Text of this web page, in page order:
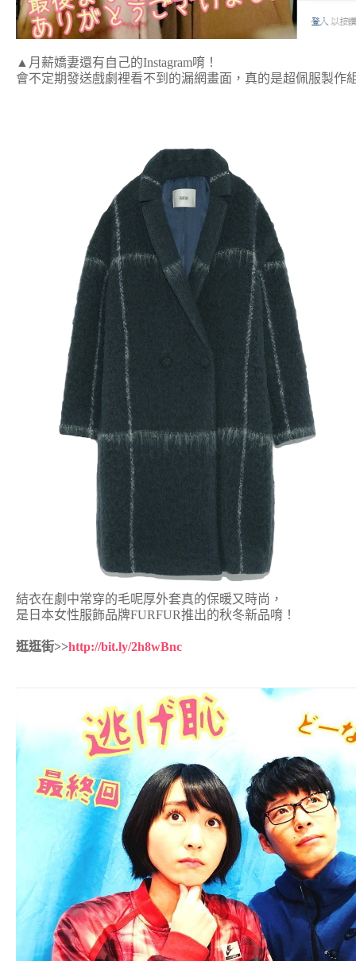
▲月薪嬌妻還有自己的Instagram唷！
會不定期發送戲劇裡看不到的漏網畫面，真的是超佩服製作
結衣在劇中常穿的毛呢厚外套真的保暖又時尚，
是日本女性服飾品牌FURFUR推出的秋冬新品唷！
逛逛街>>http://bit.ly/2h8wBnc